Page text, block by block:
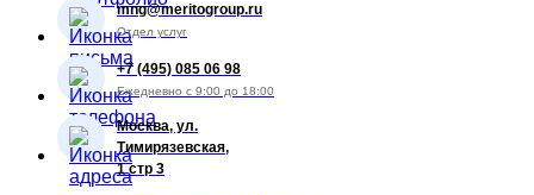
mng@meritogroup.ru
Отдел услуг
+7 (495) 085 06 98
Ежедневно с 9:00 до 18:00
Москва, ул.
Тимирязевская,
1 стр 3